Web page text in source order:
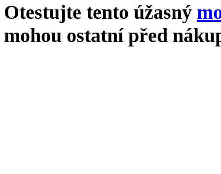
Otestujte tento úžasný
mohou ostatní před